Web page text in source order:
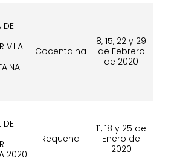
DE
VILA
Cocentaina
8, 15, 22 y 29
de Febrero
de 2020
DE
–
2020
Requena
11, 18 y 25 de
Enero de
2020